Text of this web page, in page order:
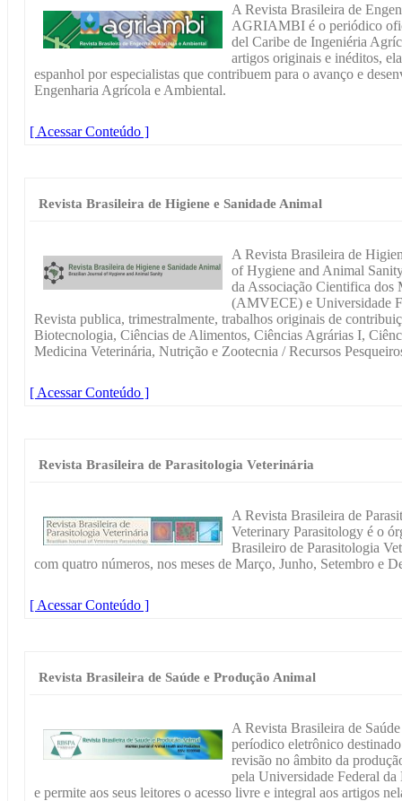
A Revista Brasileira de
AGRIAMBI é o periódico
del Caribe de Ingeniéria
artigos originais e inéditos,
espanhol por especialistas que contribuem para o avanço e
Engenharia Agrícola e Ambiental.
[ Acessar Conteúdo ]
Revista Brasileira de Higiene e Sanidade Animal
A Revista Brasileira de
of Hygiene and Animal
da Associação Cientifica dos
(AMVECE) e Universidade
Revista publica, trimestralmente, trabalhos originais de
Biotecnologia, Ciências de Alimentos, Ciências Agrárias I,
Medicina Veterinária, Nutrição e Zootecnia / Recursos
[ Acessar Conteúdo ]
Revista Brasileira de Parasitologia Veterinária
A Revista Brasileira de
Veterinary Parasitology é o
Brasileiro de Parasitologia
com quatro números, nos meses de Março, Junho, Setembro e
[ Acessar Conteúdo ]
Revista Brasileira de Saúde e Produção Animal
A Revista Brasileira de
períodico eletrônico
revisão no âmbito da
pela Universidade Federal
e permite aos seus leitores o acesso livre e integral aos artigos